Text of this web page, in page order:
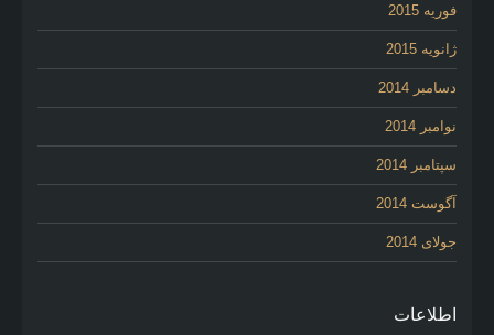
فوریه 2015
ژانویه 2015
دسامبر 2014
نوامبر 2014
سپتامبر 2014
آگوست 2014
جولای 2014
اطلاعات